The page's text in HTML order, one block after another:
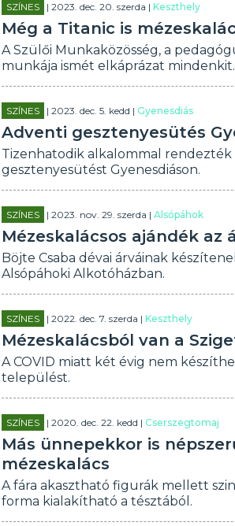
SZÍNES | 2023. dec. 20. szerda |Keszthely
Még a Titanic is
A Szülői Munkaközösség, a
munkája ismét elkáprázat mindenkit.
SZÍNES | 2023. dec. 5. kedd |Gyenesdiás
Adventi gesztenyesütés
Tizenhatodik alkalommal rendezték
gesztenyesütést Gyenesdiáson.
SZÍNES | 2023. nov. 29. szerda |Alsópáhok
Mézeskalácsos ajándék az
Böjte Csaba dévai árváinak
Alsópáhoki Alkotóházban.
SZÍNES | 2022. dec. 7. szerda |Keszthely
Mézeskalácsból van a
A COVID miatt két évig nem
települést.
SZÍNES | 2020. dec. 22. kedd |Cserszegtomaj
Más ünnepekkor is
mézeskalács
A fára akasztható figurák mellett
forma kialakítható a tésztából.